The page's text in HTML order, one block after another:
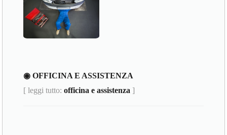
◉ OFFICINA E ASSISTENZA
[ leggi tutto:officina e assistenza ]